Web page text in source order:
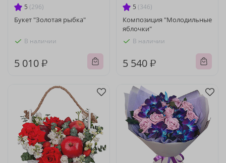
5 (296)
Букет "Золотая рыбка"
В наличии
5 010 ₽
5 (346)
Композиция "Молодильные
яблочки"
В наличии
5 540 ₽